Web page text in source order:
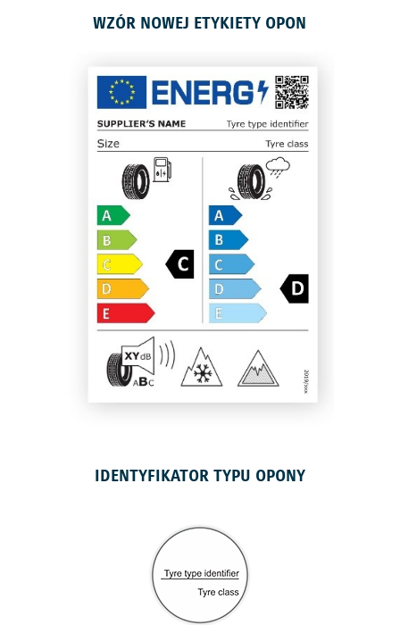
WZÓR NOWEJ ETYKIETY OPON
IDENTYFIKATOR TYPU OPONY